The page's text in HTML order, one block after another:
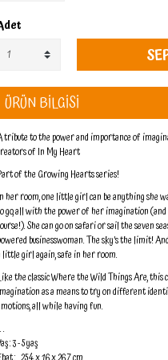
ÜRÜN BİLGİSİ
tribute to the power and importance of
of In My Heart
of the Growing Hearts series!
her room, one little girl can be anything she
go, all with the power of her imagination (and
She can go on safari or sail the seven
businesswoman. The sky’s the limit!
little girl again, safe in her room.
the classic Where the Wild Things Are,
as a means to try on different
all while having fun.
.
: 3 - 5 yaş